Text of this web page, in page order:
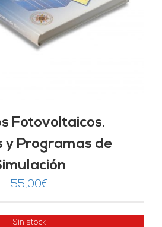
Fotovoltaicos.
y Programas de
55,00€
Sin stock